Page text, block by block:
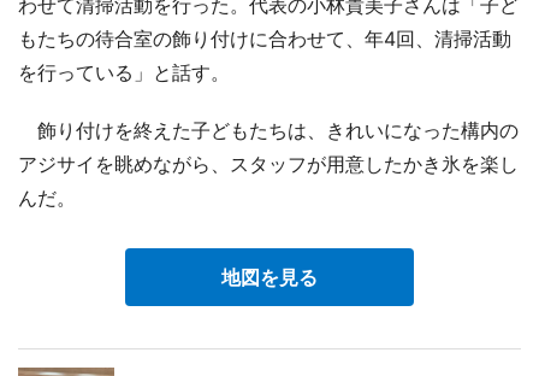
もたちの待合室の飾り付けに合わせて、年4回、清掃活動
を行っている」と話す。
飾り付けを終えた子どもたちは、きれいになった構内の
アジサイを眺めながら、スタッフが用意したかき氷を楽し
んだ。
地図を見る